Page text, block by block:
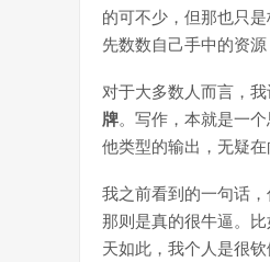
的可不少，但那也只
先数数自己手中的资
对于大多数人而言，我
牌。写作，本就是一
他类型的输出，无疑在
我之前看到的一句话
那则是真的很牛逼。
天如此，我个人是很